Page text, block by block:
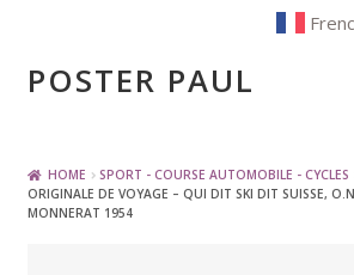
Skip
to
Skip
toPOSTER PAUL
HOME SPORT - COURSE AUTOMOBILE - CYCLES
ORIGINALE DE VOYAGE – QUI DIT SKI DIT SUISSE,
MONNERAT 1954